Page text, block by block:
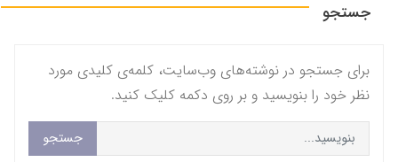
جستجو
برای جستجو در نوشته‌های وب‌سایت، کلمه‌ی کلیدی مورد
نظر خود را بنویسید و بر روی دکمه کلیک کنید.
جستجو